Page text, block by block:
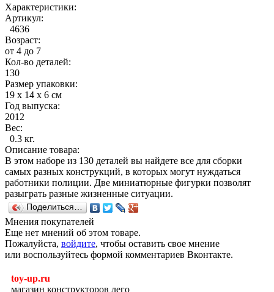
Характеристики:
Артикул:
4636
Возраст:
от 4 до 7
Кол-во деталей:
130
Размер упаковки:
19 x 14 x 6 см
Год выпуска:
2012
Вес:
0.3 кг.
Описание товара:
В этом наборе из 130 деталей вы найдете все для сборки
самых разных конструкций, в которых могут нуждаться
работники полиции. Две миниатюрные фигурки позволят
разыграть разные жизненные ситуации.
Поделиться…
Мнения покупателей
Еще нет мнений об этом товаре.
Пожалуйста, войдите, чтобы оставить свое мнение
или воспользуйтесь формой комментариев Вконтакте.
toy-up.ru
магазин конструкторов лего